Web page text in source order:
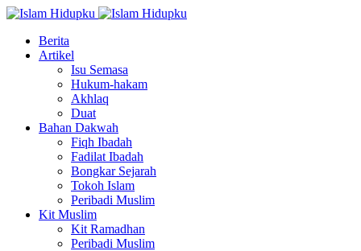
Berita
Artikel
Isu Semasa
Hukum-hakam
Akhlaq
Duat
Bahan Dakwah
Fiqh Ibadah
Fadilat Ibadah
Bongkar Sejarah
Tokoh Islam
Peribadi Muslim
Kit Muslim
Kit Ramadhan
Peribadi Muslim